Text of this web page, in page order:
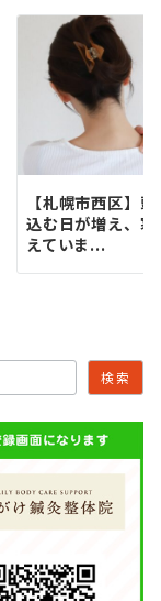
【札幌市西区】
込む日が増え、
えていま...
検索